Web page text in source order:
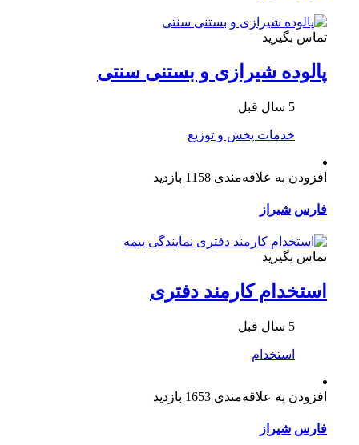
تماس بگیرید
پالوده شیرازی و بستنی سنتی
5 سال قبل
خدمات پخش و توزیع
افزودن به علاقه‌مندی 1158 بازدید
فارس شیراز
تماس بگیرید
استخدام کارمند دفتری
5 سال قبل
استخدام
افزودن به علاقه‌مندی 1653 بازدید
فارس شیراز